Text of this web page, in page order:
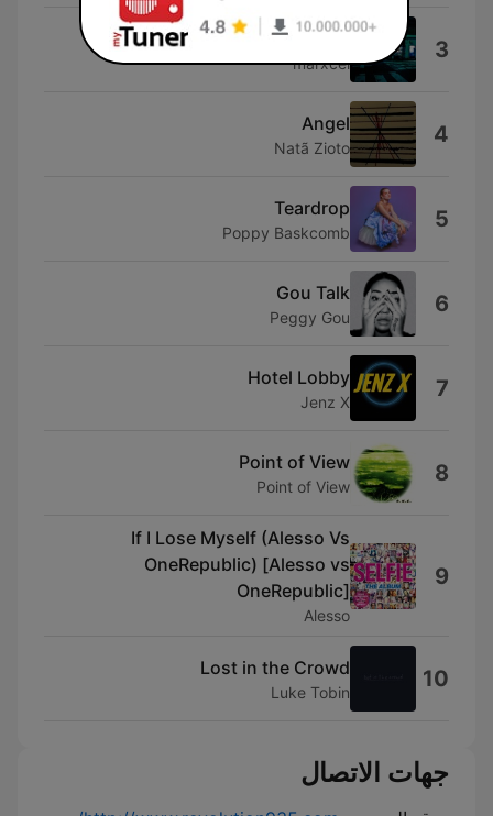
3
Closer (feat. Mia Takarabe)
marxcel
4
Angel
Natã Zioto
5
Teardrop
Poppy Baskcomb
6
Gou Talk
Peggy Gou
7
Hotel Lobby
Jenz X
8
Point of View
Point of View
9
If I Lose Myself (Alesso Vs
OneRepublic) [Alesso vs
OneRepublic]
Alesso
10
Lost in the Crowd
Luke Tobin
جهات الاتصال